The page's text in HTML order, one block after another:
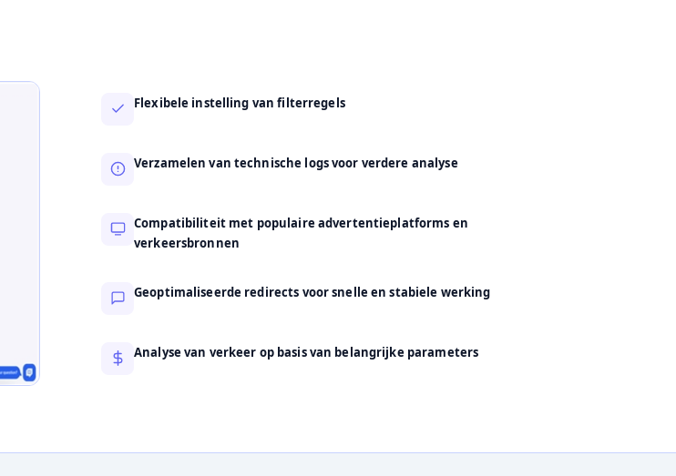
Flexibele instelling van filterregels
Verzamelen van technische logs voor verdere analyse
Compatibiliteit met populaire advertentieplatforms en
verkeersbronnen
Geoptimaliseerde redirects voor snelle en stabiele werking
Analyse van verkeer op basis van belangrijke parameters